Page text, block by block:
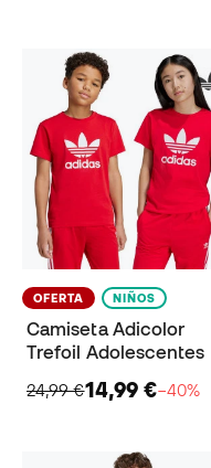
OFERTA NIÑOS
Camiseta Adicolor
Trefoil Adolescentes
24,99 €14,99 €−40%